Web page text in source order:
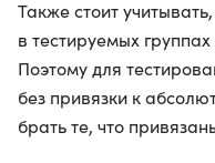
Также стоит
в тестируемых
Поэтому для
без привязки к
брать те, что